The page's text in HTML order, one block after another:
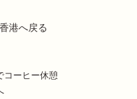
港へ戻る
コーヒー休憩